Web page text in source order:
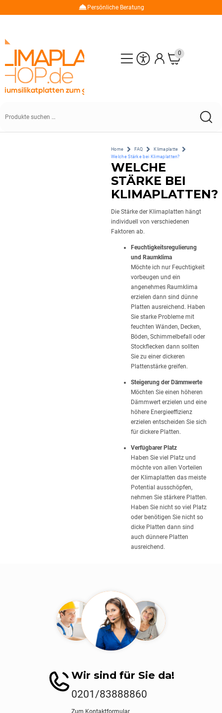
Persönliche Beratung
0
Home FAQ
Klimaplatte
Welche Stärke bei Klimaplatten?
WELCHE
STÄRKE BEI
KLIMAPLATTEN?
Die Stärke der Klimaplatten hängt
individuell von verschiedenen
Faktoren ab.
Feuchtigkeitsregulierung
und Raumklima
Möchte ich nur Feuchtigkeit
vorbeugen und ein
angenehmes Raumklima
erzielen dann sind dünne
Platten ausreichend. Haben
Sie starke Probleme mit
feuchten Wänden, Decken,
Böden, Schimmelbefall oder
Stockflecken dann sollten
Sie zu einer dickeren
Plattenstärke greifen.
Steigerung der Dämmwerte
Möchten Sie einen höheren
Dämmwert erzielen und eine
höhere Energieeffizienz
erzielen entscheiden Sie sich
für dickere Platten.
Verfügbarer Platz
Haben Sie viel Platz und
möchte von allen Vorteilen
der Klimaplatten das meiste
Potential ausschöpfen,
nehmen Sie stärkere Platten.
Haben Sie nicht so viel Platz
oder benötigen Sie nicht so
dicke Platten dann sind
auch dünnere Platten
ausreichend.
Wir sind für Sie da!
0201/83888860
Zum Kontaktformular